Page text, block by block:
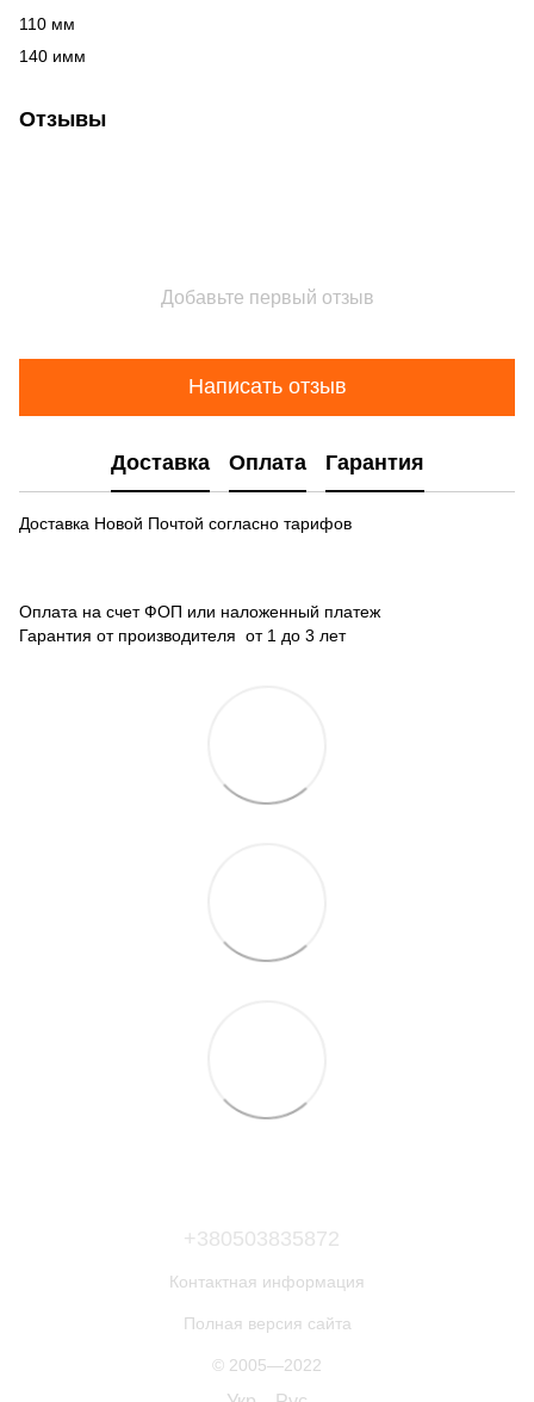
110 мм
140 имм
Отзывы
Добавьте первый отзыв
Написать отзыв
Доставка Оплата Гарантия
Доставка Новой Почтой согласно тарифов
Оплата на счет ФОП или наложенный платеж
Гарантия от производителя от 1 до 3 лет
+380503835872
Контактная информация
Полная версия сайта
© 2005—2022